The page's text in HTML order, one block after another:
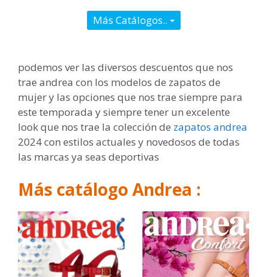
Más Catálogos..
podemos ver las diversos descuentos que nos
trae andrea con los modelos de zapatos de
mujer y las opciones que nos trae siempre para
este temporada y siempre tener un excelente
look que nos trae la colección de zapatos andrea
2024 con estilos actuales y novedosos de todas
las marcas ya seas deportivas
Más catálogo Andrea :